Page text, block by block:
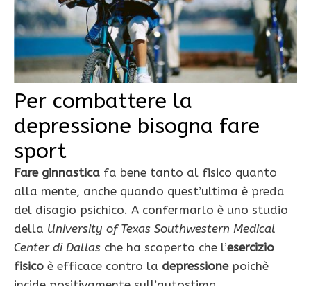
Per combattere la
depressione bisogna fare
sport
Fare ginnastica fa bene tanto al fisico quanto
alla mente, anche quando quest’ultima è preda
del disagio psichico. A confermarlo è uno studio
della University of Texas Southwestern Medical
Center di Dallas che ha scoperto che l’esercizio
fisico è efficace contro la depressione poichè